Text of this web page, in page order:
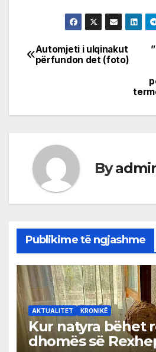
Post
Automjeti i ulqinakut
përfundon det (foto)
By
Publikime të ngjashme
AKTUALITET KRONIKË
Kur natyra bëhet
dhomës së